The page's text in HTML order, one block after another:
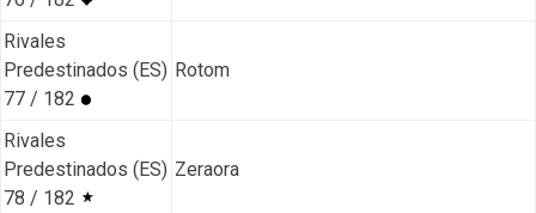
Rivales
Predestinados (ES)
77 / 182
Rotom
Rivales
Predestinados (ES)
78 / 182
Zeraora